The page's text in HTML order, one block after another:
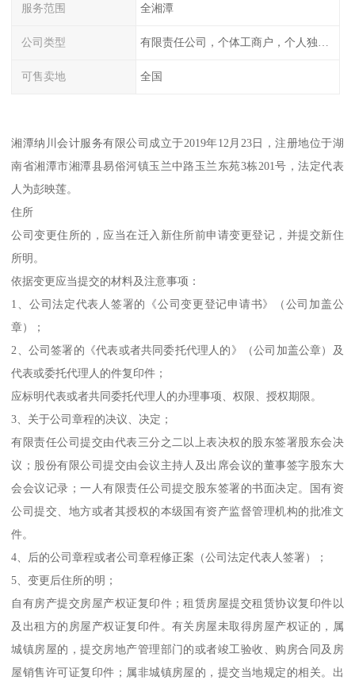
服务范围 全湘潭
公司类型
可售卖地 全国
湘潭纳川会计服务有限公司成立于2019年12月23日，注册地位于湖
南省湘潭市湘潭县易俗河镇玉兰中路玉兰东苑3栋201号，法定代表
人为彭映莲。
住所
公司变更住所的，应当在迁入新住所前申请变更登记，并提交新住
所明。
依据变更应当提交的材料及注意事项：
1、公司法定代表人签署的《公司变更登记申请书》（公司加盖公
章）；
2、公司签署的《代表或者共同委托代理人的》（公司加盖公章）及
代表或委托代理人的件复印件；
应标明代表或者共同委托代理人的办理事项、权限、授权期限。
3、关于公司章程的决议、决定；
有限责任公司提交由代表三分之二以上表决权的股东签署股东会决
议；股份有限公司提交由会议主持人及出席会议的董事签字股东大
会会议记录；一人有限责任公司提交股东签署的书面决定。国有资
公司提交、地方或者其授权的本级国有资产监督管理机构的批准文
件。
4、后的公司章程或者公司章程修正案（公司法定代表人签署）；
5、变更后住所的明；
自有房产提交房屋产权证复印件；租赁房屋提交租赁协议复印件以
及出租方的房屋产权证复印件。有关房屋未取得房屋产权证的，属
城镇房屋的，提交房地产管理部门的或者竣工验收、购房合同及房
屋销售许可证复印件；属非城镇房屋的，提交当地规定的相关。出